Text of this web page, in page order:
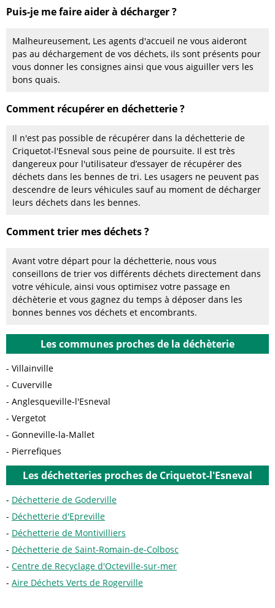
Puis-je me faire aider à décharger ?
Malheureusement, Les agents d'accueil ne vous aideront
pas au déchargement de vos déchets, ils sont présents pour
vous donner les consignes ainsi que vous aiguiller vers les
bons quais.
Comment récupérer en déchetterie ?
Il n'est pas possible de récupérer dans la déchetterie de
Criquetot-l'Esneval sous peine de poursuite. Il est très
dangereux pour l'utilisateur d’essayer de récupérer des
déchets dans les bennes de tri. Les usagers ne peuvent pas
descendre de leurs véhicules sauf au moment de décharger
leurs déchets dans les bennes.
Comment trier mes déchets ?
Avant votre départ pour la déchetterie, nous vous
conseillons de trier vos différents déchets directement dans
votre véhicule, ainsi vous optimisez votre passage en
déchèterie et vous gagnez du temps à déposer dans les
bonnes bennes vos déchets et encombrants.
Les communes proches de la déchèterie
Villainville
Cuverville
Anglesqueville-l'Esneval
Vergetot
Gonneville-la-Mallet
Pierrefiques
Les déchetteries proches de Criquetot-l'Esneval
Déchetterie de Goderville
Déchetterie d'Epreville
Déchetterie de Montivilliers
Déchetterie de Saint-Romain-de-Colbosc
Centre de Recyclage d'Octeville-sur-mer
Aire Déchets Verts de Rogerville